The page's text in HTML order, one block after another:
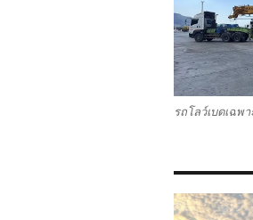
รถโลว์เบดเฉพ